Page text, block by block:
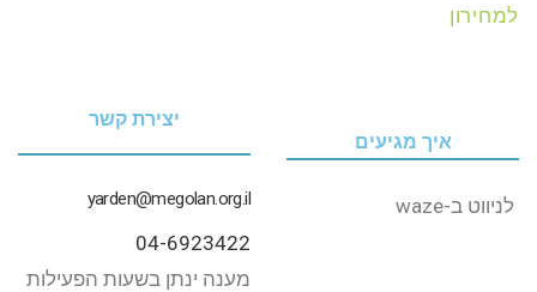
למחירון
איך מגיעים
לניווט‭ ‬ב-‭‬waze‭ ‬
יצירת קשר
yarden@megolan.org.il
04-6923422
מענה ינתן בשעות הפעילות